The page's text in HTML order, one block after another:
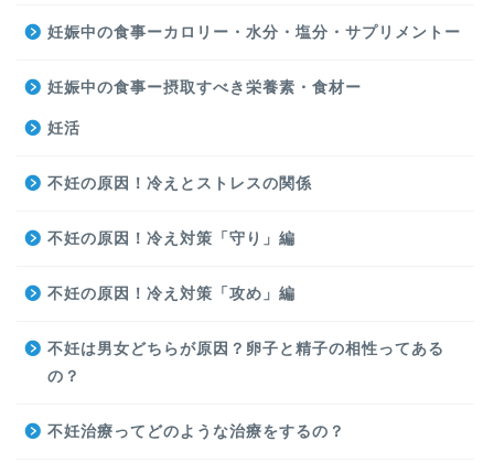
妊娠中の食事ーカロリー・水分・塩分・サプリメントー
妊娠中の食事ー摂取すべき栄養素・食材ー
妊活
不妊の原因！冷えとストレスの関係
不妊の原因！冷え対策「守り」編
不妊の原因！冷え対策「攻め」編
不妊は男女どちらが原因？卵子と精子の相性ってある
の？
不妊治療ってどのような治療をするの？